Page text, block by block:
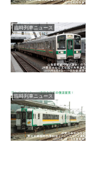
臨時列車ニュース
臨時列車ニュース